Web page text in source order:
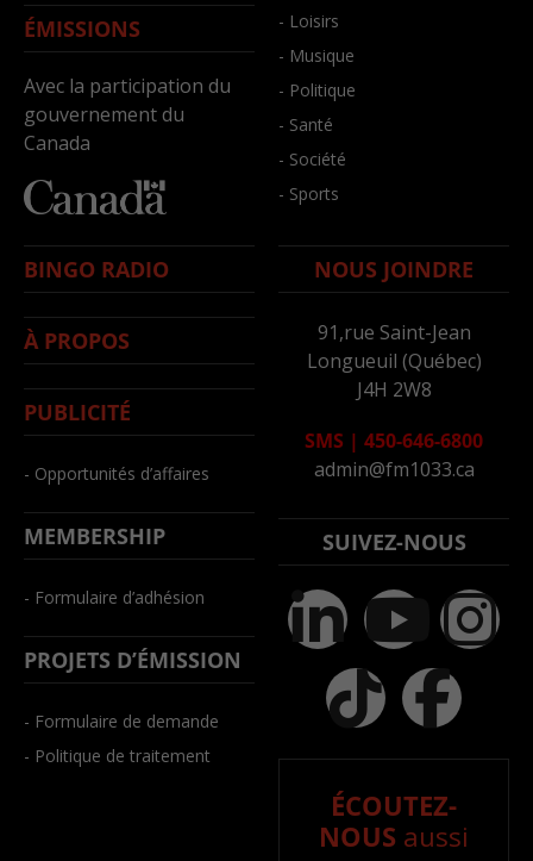
ÉMISSIONS
Avec la participation du
gouvernement du
Canada
- Loisirs
- Musique
- Politique
- Santé
- Société
- Sports
BINGO RADIO
À PROPOS
PUBLICITÉ
- Opportunités d’affaires
MEMBERSHIP
- Formulaire d’adhésion
PROJETS D’ÉMISSION
- Formulaire de demande
- Politique de traitement
NOUS JOINDRE
91,rue Saint-Jean
Longueuil (Québec)
J4H 2W8
SMS | 450-646-6800
admin@fm1033.ca
SUIVEZ-NOUS
ÉCOUTEZ-
NOUS aussi